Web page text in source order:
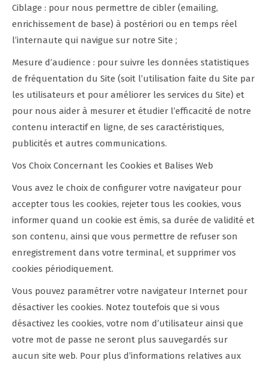
Ciblage : pour nous permettre de cibler (emailing,
enrichissement de base) à postériori ou en temps réel
l’internaute qui navigue sur notre Site ;
Mesure d’audience : pour suivre les données statistiques
de fréquentation du Site (soit l’utilisation faite du Site par
les utilisateurs et pour améliorer les services du Site) et
pour nous aider à mesurer et étudier l’efficacité de notre
contenu interactif en ligne, de ses caractéristiques,
publicités et autres communications.
Vos Choix Concernant les Cookies et Balises Web
Vous avez le choix de configurer votre navigateur pour
accepter tous les cookies, rejeter tous les cookies, vous
informer quand un cookie est émis, sa durée de validité et
son contenu, ainsi que vous permettre de refuser son
enregistrement dans votre terminal, et supprimer vos
cookies périodiquement.
Vous pouvez paramétrer votre navigateur Internet pour
désactiver les cookies. Notez toutefois que si vous
désactivez les cookies, votre nom d’utilisateur ainsi que
votre mot de passe ne seront plus sauvegardés sur
aucun site web. Pour plus d’informations relatives aux